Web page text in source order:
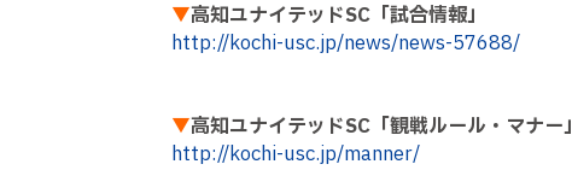
▼高知ユナイテッドSC「試合情報」
http://kochi-usc.jp/news/news-57688/
▼高知ユナイテッドSC「観戦ルール・マナー」
http://kochi-usc.jp/manner/